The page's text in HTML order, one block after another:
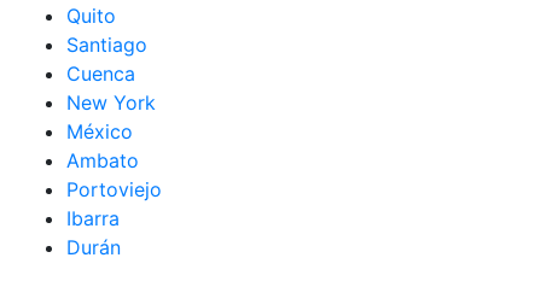
Quito
Santiago
Cuenca
New York
México
Ambato
Portoviejo
Ibarra
Durán